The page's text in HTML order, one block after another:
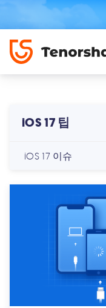
iOS 17 팁
iOS 17 이슈